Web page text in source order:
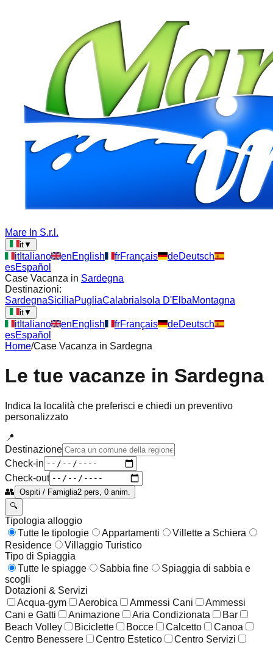
Mare In S.r.l.
it▼
itItaliano enEnglish frFrançais deDeutsch
esEspañol
Case Vacanza in Sardegna
Destinazioni:
SardegnaSiciliaPugliaCalabria Isola D'ElbaMontagna
it▼
itItaliano enEnglish frFrançais deDeutsch
esEspañol
Home/Case Vacanza in Sardegna
Le tue vacanze in Sardegna
Indica la località che preferisci e chiedi un preventivo
personalizzato
📍
Destinazione
Check-in
Check-out
👥 Ospiti / Famiglia2 pers, 0 anim.
🔍
Tipologia alloggio
Tutte le tipologie
Appartamenti
Villette a Schiera
Residence
Villaggio Turistico
Tipo di Spiaggia
Tutte le spiagge
Sabbia fine
Spiaggia di sabbia e
scogli
Dotazioni & Servizi
Acqua-gym
Aerobica Ammessi Cani
Ammessi
Cani e Gatti
Animazione Aria Condizionata
Bar
Beach Volley
Biciclette Bocce Calcetto
Canoa
Centro Benessere
Centro Estetico
Centro Servizi